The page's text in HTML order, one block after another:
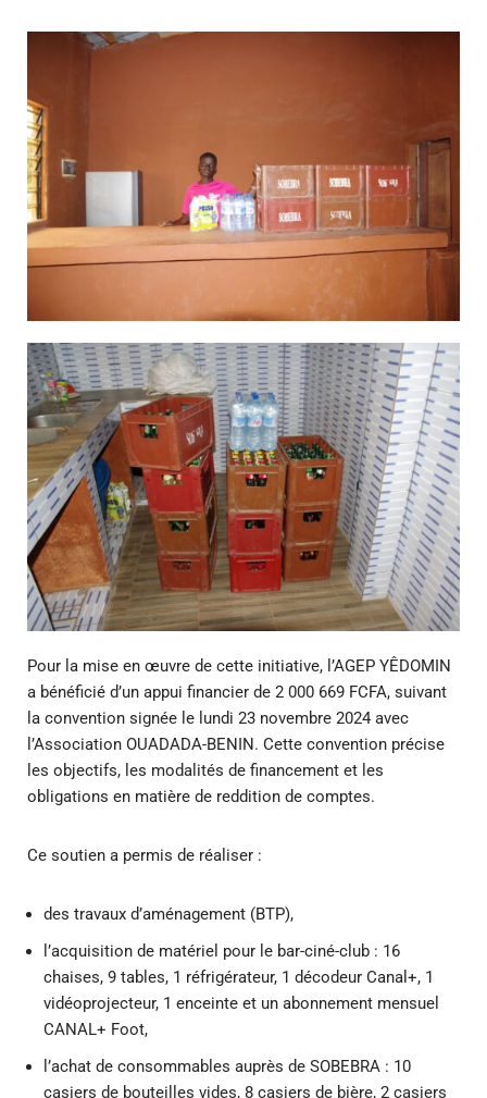
Pour la mise en œuvre de cette initiative, l’AGEP YÊDOMIN
a bénéficié d’un appui financier de 2 000 669 FCFA, suivant
la convention signée le lundi 23 novembre 2024 avec
l’Association OUADADA-BENIN. Cette convention précise
les objectifs, les modalités de financement et les
obligations en matière de reddition de comptes.
Ce soutien a permis de réaliser :
des travaux d’aménagement (BTP),
l’acquisition de matériel pour le bar-ciné-club : 16
chaises, 9 tables, 1 réfrigérateur, 1 décodeur Canal+, 1
vidéoprojecteur, 1 enceinte et un abonnement mensuel
CANAL+ Foot,
l’achat de consommables auprès de SOBEBRA : 10
casiers de bouteilles vides, 8 casiers de bière, 2 casiers